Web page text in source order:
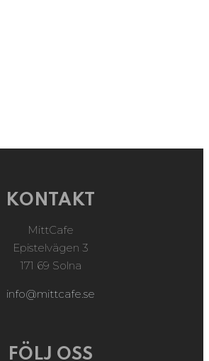
KONTAKT
MittCafe
Epistelvägen 3
171 69 Solna
info@mittcafe.se
FÖLJ OSS